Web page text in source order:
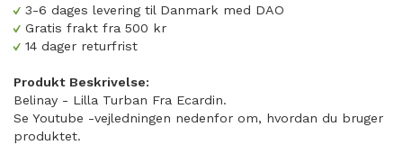
3-6 dages levering til Danmark med DAO
Gratis frakt fra 500 kr
14 dager returfrist
Produkt Beskrivelse:
Belinay - Lilla Turban Fra Ecardin.
Se Youtube -vejledningen nedenfor om, hvordan du bruger
produktet.